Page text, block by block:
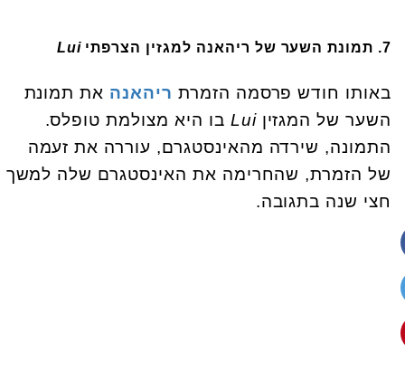
7. תמונת השער של ריהאנה למגזין הצרפתי Lui
באותו חודש פרסמה הזמרת ריהאנה את תמונת
השער של המגזיןLui בו היא מצולמת טופלס.
התמונה, שירדה מהאינסטגרם, עוררה את זעמה
של הזמרת, שהחרימה את האינסטגרם שלה למשך
חצי שנה בתגובה.